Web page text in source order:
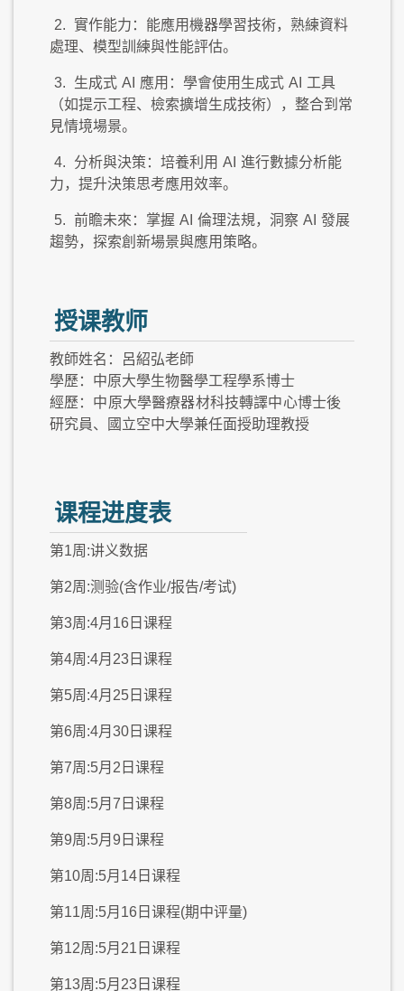
2. 實作能力：能應用機器學習技術，熟練資料
處理、模型訓練與性能評估。
3. 生成式 AI 應用：學會使用生成式 AI
工具
（如提示工程、檢索擴增生成技術），整合到常
見情境場景。
4. 分析與決策：培養利用 AI
進行數據分析能
力，提升決策思考應用效率。
5. 前瞻未來：掌握 AI 倫理法規，洞察 AI 發展
趨勢，探索創新場景與應用策略。
授课教师
教師姓名：呂紹弘老師
學歷：中原大學生物醫學工程學系博士
經歷：中原大學醫療器材科技轉譯中心博士後
研究員、國立空中大學兼任面授助理教授
课程进度表
第1周:讲义数据
第2周:测验(含作业/报告/考试)
第3周:4月16日课程
第4周:4月23日课程
第5周:4月25日课程
第6周:4月30日课程
第7周:5月2日课程
第8周:5月7日课程
第9周:5月9日课程
第10周:5月14日课程
第11周:5月16日课程(期中评量)
第12周:5月21日课程
第13周:5月23日课程